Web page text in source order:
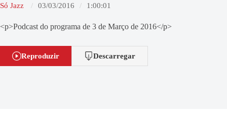
Só Jazz 03/03/2016 1:00:01
<p>Podcast do programa de 3 de Março de 2016</p>
Reproduzir Descarregar